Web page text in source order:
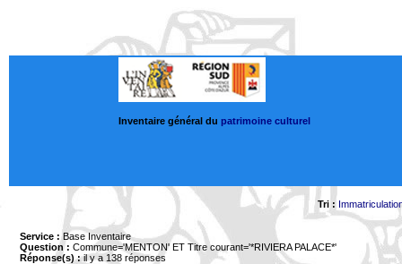
Inventaire général du patrimoine culturel
Tri :
Service : Base Inventaire
Question : Commune='MENTON' ET Titre courant='*RIVIERA PALACE*'
Réponse(s) :il y a 138 réponses